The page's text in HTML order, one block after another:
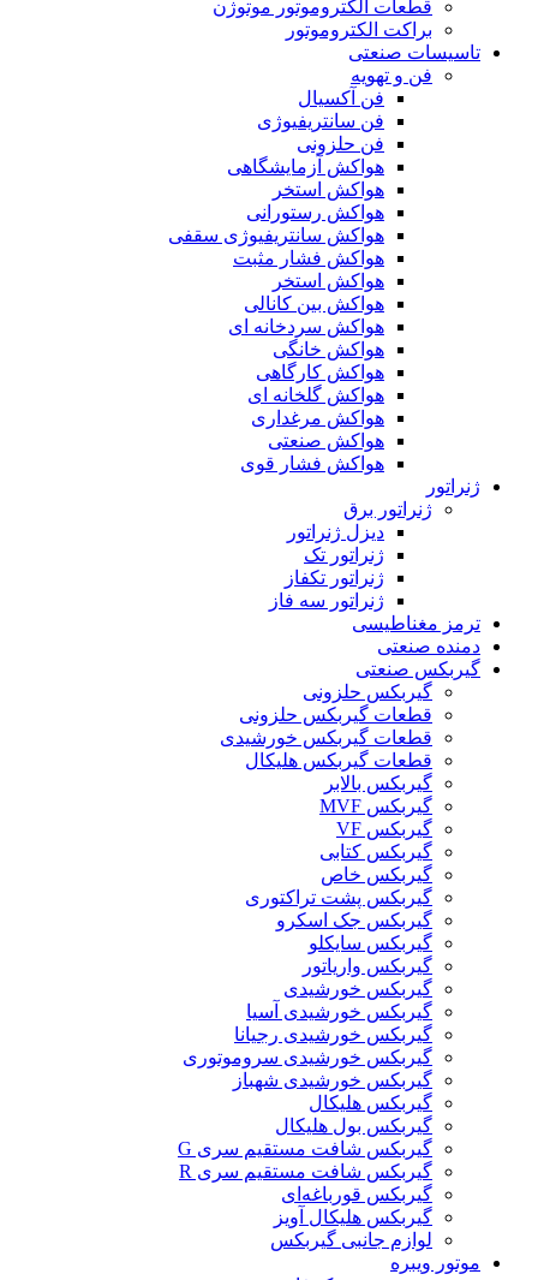
قطعات الکتروموتور موتوژن
براکت الکتروموتور
تاسیسات صنعتی
فن و تهویه
فن آکسیال
فن سانتریفیوژی
فن حلزونی
هواکش آزمایشگاهی
هواکش استخر
هواکش رستورانی
هواکش سانتریفیوژی سقفی
هواکش فشار مثبت
هواکش استخر
هواکش بین کانالی
هواکش سردخانه ای
هواکش خانگی
هواکش کارگاهی
هواکش گلخانه ای
هواکش مرغداری
هواکش صنعتی
هواکش فشار قوی
ژنراتور
ژنراتور برق
دیزل ژنراتور
ژنراتور تک
ژنراتور تکفاز
ژنراتور سه فاز
ترمز مغناطیسی
دمنده صنعتی
گیربکس صنعتی
گیربکس حلزونی
قطعات گيربکس حلزونی
قطعات گيربکس خورشيدی
قطعات گیربکس هلیکال
گيربکس بالابر
گیربکس MVF
گیربکس VF
گیربکس کتابی
گیربکس خاص
گیربکس پشت تراکتوری
گیربکس جک اسکرو
گیربکس سایکلو
گیربکس واریاتور
گیربکس خورشیدی
گیربکس خورشیدی آسیا
گیربکس خورشیدی رجیانا
گیربکس خورشیدی سروموتوری
گیربکس خورشیدی شهباز
گیربکس هلیکال
گیربکس بول هلیکال
گیربکس شافت مستقیم سری G
گیربکس شافت مستقیم سری R
گیربکس قورباغه‌ای
گیربکس هلیکال آویز
لوازم جانبی گیربکس
موتور ویبره